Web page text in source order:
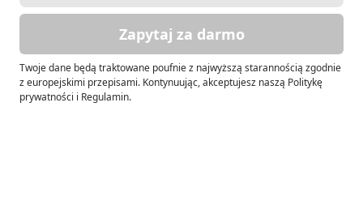
Zapytaj za darmo
Twoje dane będą traktowane poufnie z najwyższą starannością zgodnie
z europejskimi przepisami. Kontynuując, akceptujesz naszą Politykę
prywatności i Regulamin.